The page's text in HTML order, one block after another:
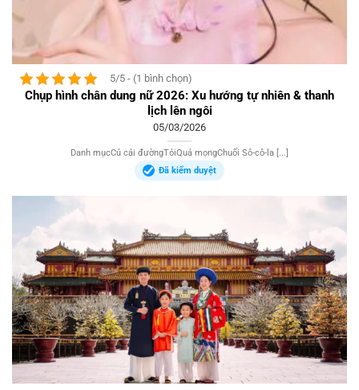
5/5 - (1 bình chọn)
Chụp hình chân dung nữ 2026: Xu hướng tự nhiên & thanh
lịch lên ngôi
05/03/2026
Danh mụcCủ cải đườngTỏiQuả mọngChuối Sô-cô-la [...]
Đã kiểm duyệt